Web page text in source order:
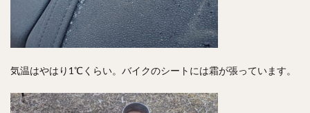
気温はやはり1℃くらい。バイクのシートには霜が張っています。